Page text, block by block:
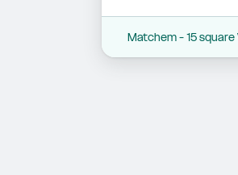
Matchem - 15 square